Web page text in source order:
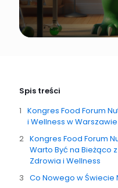
Spis treści
Kongres Food Forum
i Wellness w Warszawie
Kongres Food Forum
Warto Być na Bieżąco
Zdrowia i Wellness
Co Nowego w Świecie